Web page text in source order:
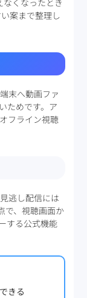
くなったとき
案まで整理し
末へ動画ファ
ためです。ア
フライン視聴
逃し配信には
で、視聴画面か
する公式機能
きる